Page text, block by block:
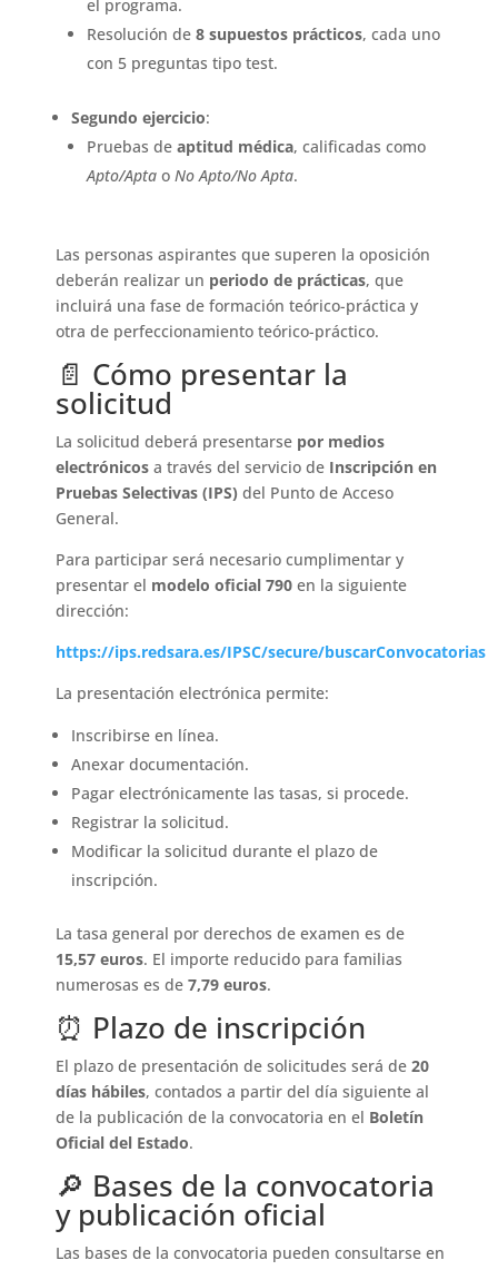
el programa.
Resolución de8 supuestos prácticos, cada uno
con 5 preguntas tipo test.
Segundo ejercicio:
Pruebas deaptitud médica, calificadas como
Apto/Apta oNo Apto/No Apta.
Las personas aspirantes que superen la oposición
deberán realizar un periodo de prácticas, que
incluirá una fase de formación teórico-práctica y
otra de perfeccionamiento teórico-práctico.
📄 Cómo presentar la
solicitud
La solicitud deberá presentarse por medios
electrónicos a través del servicio de Inscripción en
Pruebas Selectivas (IPS) del Punto de Acceso
General.
Para participar será necesario cumplimentar y
presentar el modelo oficial 790 en la siguiente
dirección:
https://ips.redsara.es/IPSC/secure/buscarConvocatorias
La presentación electrónica permite:
Inscribirse en línea.
Anexar documentación.
Pagar electrónicamente las tasas, si procede.
Registrar la solicitud.
Modificar la solicitud durante el plazo de
inscripción.
La tasa general por derechos de examen es de
15,57 euros. El importe reducido para familias
numerosas es de7,79 euros.
⏰ Plazo de inscripción
El plazo de presentación de solicitudes será de20
días hábiles, contados a partir del día siguiente al
de la publicación de la convocatoria en el Boletín
Oficial del Estado.
🔎 Bases de la convocatoria
y publicación oficial
Las bases de la convocatoria pueden consultarse en